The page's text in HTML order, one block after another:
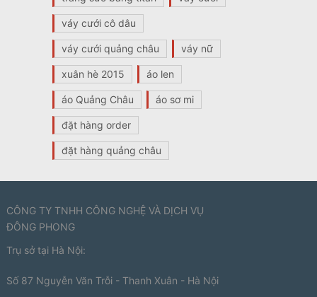
váy cưới cô dâu
váy cưới quảng châu váy nữ
xuân hè 2015 áo len
áo Quảng Châu áo sơ mi
đặt hàng order
đặt hàng quảng châu
CÔNG TY TNHH CÔNG NGHỆ VÀ DỊCH VỤ
ĐÔNG PHONG
Trụ sở tại Hà Nội:
Số 87 Nguyễn Văn Trỗi - Thanh Xuân - Hà Nội